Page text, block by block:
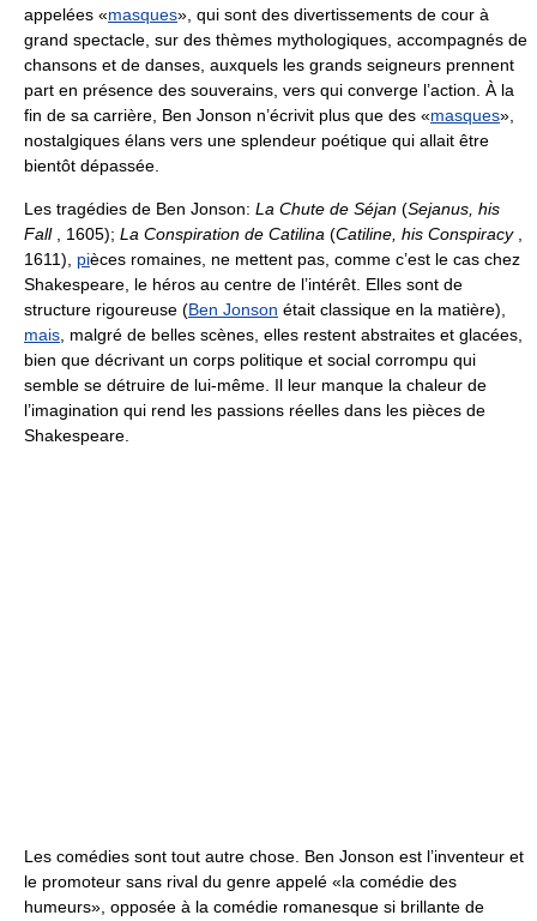
appelées «masques», qui sont des divertissements de cour à
grand spectacle, sur des thèmes mythologiques, accompagnés de
chansons et de danses, auxquels les grands seigneurs prennent
part en présence des souverains, vers qui converge l’action. À la
fin de sa carrière, Ben Jonson n’écrivit plus que des «masques»,
nostalgiques élans vers une splendeur poétique qui allait être
bientôt dépassée.
Les tragédies de Ben Jonson: La Chute de Séjan (Sejanus, his
Fall, 1605); La Conspiration de Catilina (Catiline, his Conspiracy,
1611), pièces romaines, ne mettent pas, comme c’est le cas chez
Shakespeare, le héros au centre de l’intérêt. Elles sont de
structure rigoureuse (Ben Jonson était classique en la matière),
mais , malgré de belles scènes, elles restent abstraites et glacées,
bien que décrivant un corps politique et social corrompu qui
semble se détruire de lui-même. Il leur manque la chaleur de
l’imagination qui rend les passions réelles dans les pièces de
Shakespeare.
Les comédies sont tout autre chose. Ben Jonson est l’inventeur et
le promoteur sans rival du genre appelé «la comédie des
humeurs», opposée à la comédie romanesque si brillante de